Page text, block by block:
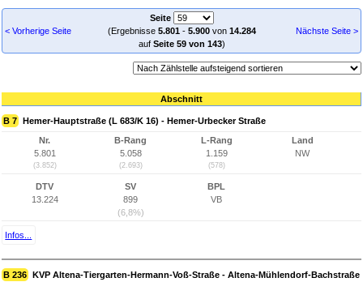
< Vorherige Seite
Seite
(Ergebnisse 5.801- 5.900von 14.284
auf Seite 59 von 143)
Nächste Seite >
Abschnitt
B 7 Hemer-Hauptstraße (L 683/K 16) - Hemer-Urbecker Straße
Nr.
5.801
(3.852)
B-Rang
5.058
(2.693)
L-Rang
1.159
(578)
Land
NW
DTV
13.224
SV
899
(6,8%)
BPL
VB
Infos...
B 236 KVP Altena-Tiergarten-Hermann-Voß-Straße - Altena-Mühlendorf-Bachstraße